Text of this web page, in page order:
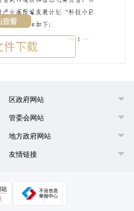
区政府网站
管委会网站
地方政府网站
友情链接